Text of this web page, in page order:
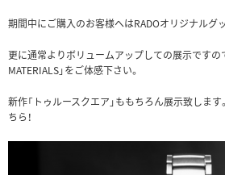
期間中にご購入のお客様へはRADOオリジナルグ
更に通常よりボリュームアップしての展示ですの
MATERIALS」をご体感下さい。
新作「トゥルースクエア」ももちろん展示致しま
ちら！